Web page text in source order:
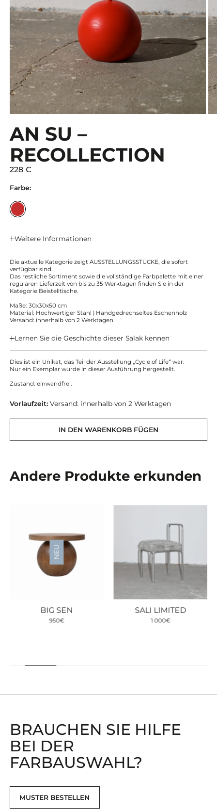
AN SU –
RECOLLECTION
228 €
Farbe:
Weitere Informationen
Die aktuelle Kategorie zeigt AUSSTELLUNGSSTÜCKE, die sofort
verfügbar sind.
Das restliche Sortiment sowie die vollständige Farbpalette mit einer
regulären Lieferzeit von bis zu 35 Werktagen finden Sie in der
Kategorie Beistelltische.
Maße: 30x30x50 cm
Material: Hochwertiger Stahl | Handgedrechseltes Eschenholz
Versand: innerhalb von 2 Werktagen
Lernen Sie die Geschichte dieser Salak kennen
Dies ist ein Unikat, das Teil der Ausstellung „Cycle of Life“ war.
Nur ein Exemplar wurde in dieser Ausführung hergestellt.
Zustand: einwandfrei.
Vorlaufzeit:Versand: innerhalb von 2 Werktagen
IN DEN WARENKORB FÜGEN
Andere Produkte erkunden
NEU
BIG SEN SALI LIMITED
€
BRAUCHEN SIE HILFE
BEI ​​DER
FARBAUSWAHL?
MUSTER BESTELLEN